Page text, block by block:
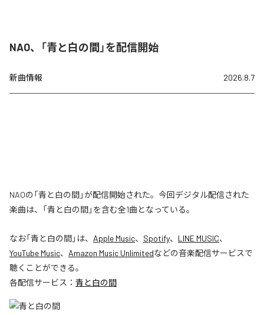
NAO、「青と白の間」を配信開始
新曲情報 2026.8.7
NAOの「青と白の間」が配信開始された。今回デジタル配信された
楽曲は、「青と白の間」を含む全1曲となっている。
なお「青と白の間」は、 Apple Music、 Spotify、 LINE MUSIC、
YouTube Music、 Amazon Music Unlimitedなどの音楽配信サービスで
聴くことができる。
各配信サービス： 青と白の間